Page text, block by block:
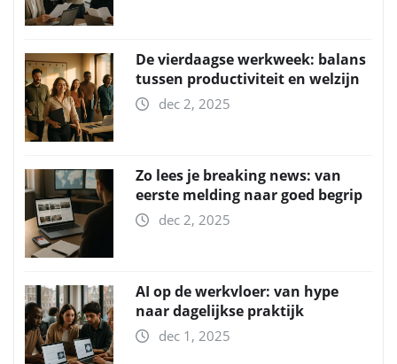
De vierdaagse werkweek: balans
tussen productiviteit en welzijn
dec 2, 2025
Zo lees je breaking news: van
eerste melding naar goed begrip
dec 2, 2025
AI op de werkvloer: van hype
naar dagelijkse praktijk
dec 1, 2025